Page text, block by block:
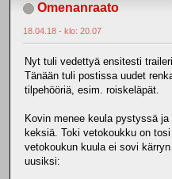
Omenanraato
18.04.18 - klo: 20.07
Nyt tuli vedettyä ensitesti
Tänään tuli postissa uudet
tilpehööriä, esim. roiskeläpät.
Kovin menee keula pystyssä
keksiä. Toki vetokoukku on
vetokoukun kuula ei sovi
uusiksi: